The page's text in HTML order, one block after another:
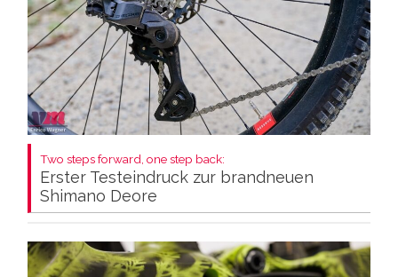
Two steps forward, one step back:
Erster Testeindruck zur brandneuen
Shimano Deore